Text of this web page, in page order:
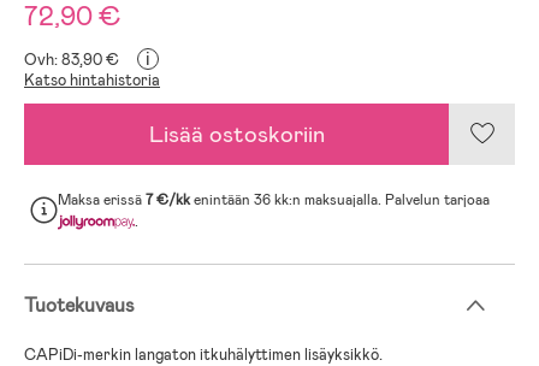
72,90 €
Ovh: 83,90 € i
Katso hintahistoria
Lisää ostoskoriin
Maksa erissä7 €/kkenintään 36 kk:n maksuajalla. Palvelun tarjoaa
.
Tuotekuvaus
CAPiDi-merkin langaton itkuhälyttimen lisäyksikkö.